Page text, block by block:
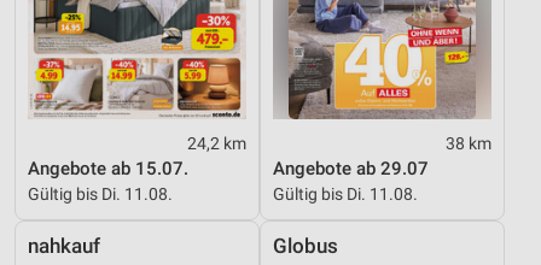
24,2 km
Angebote ab 15.07.
Gültig bis Di. 11.08.
38 km
Angebote ab 29.07
Gültig bis Di. 11.08.
nahkauf Globus